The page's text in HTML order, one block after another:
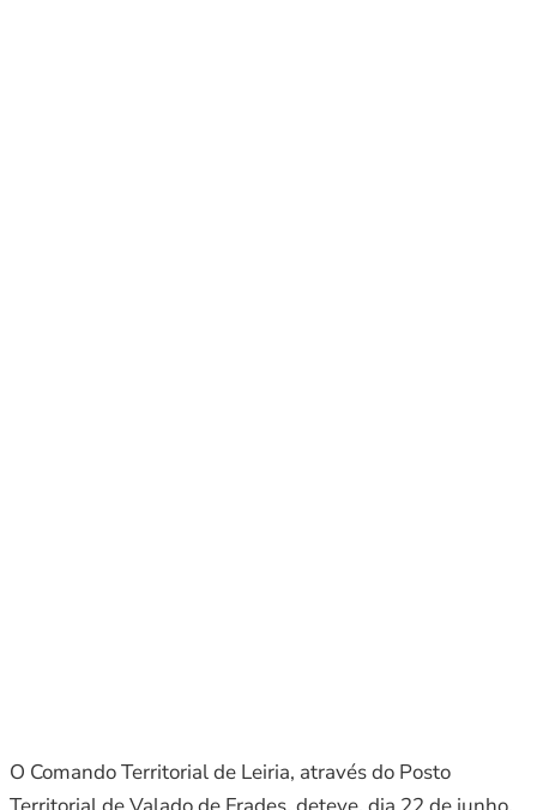
O Comando Territorial de Leiria, através do Posto